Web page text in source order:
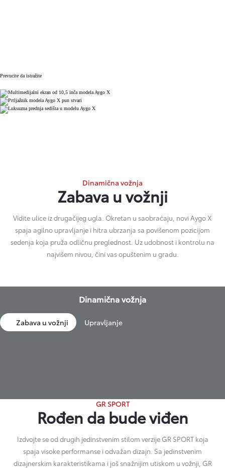
Prevucite da istražite
Dinamična vožnja
Zabava u vožnji
Vidite ulice iz drugačijeg ugla. Okretan u saobraćaju, novi Aygo X
spaja agilno upravljanje i hitra ubrzanja sa povišenom pozicijom
sedenja koja pruža odličnu preglednost. Uz udobnost i kontrolu na
najvišem nivou, čini vas opuštenim u gradu.
Dinamična vožnja
Zabava u vožnji Upravljanje
GR SPORT
Rođen da bude viđen
Izdvojte se od drugih jedinstvenim stilom verzije GR SPORT koja
spaja visoke performanse i odvažan dizajn. Sa jedinstvenim
dizajnerskim karakteristikama i još snažnijim utiskom u vožnji, GR